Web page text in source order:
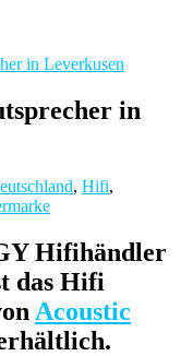
in
, Hifi,
Hifihändler
das Hifi
Acoustic